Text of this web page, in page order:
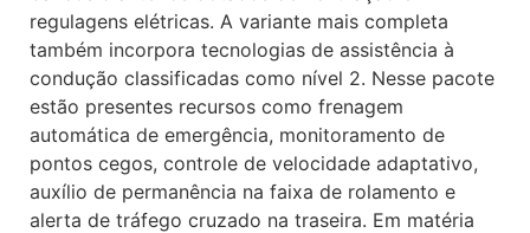
regulagens elétricas. A variante mais completa
também incorpora tecnologias de assistência à
condução classificadas como nível 2. Nesse pacote
estão presentes recursos como frenagem
automática de emergência, monitoramento de
pontos cegos, controle de velocidade adaptativo,
auxílio de permanência na faixa de rolamento e
alerta de tráfego cruzado na traseira. Em matéria